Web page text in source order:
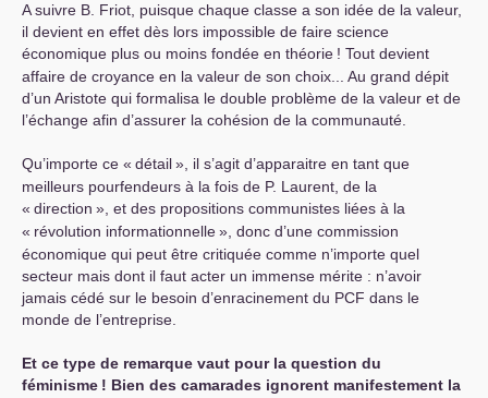
A suivre B. Friot, puisque chaque classe a son idée de la valeur,
il devient en effet dès lors impossible de faire science
économique plus ou moins fondée en théorie ! Tout devient
affaire de croyance en la valeur de son choix... Au grand dépit
d’un Aristote qui formalisa le double problème de la valeur et de
l’échange afin d’assurer la cohésion de la communauté.
Qu’importe ce « détail», il s’agit d’apparaitre en tant que
meilleurs pourfendeurs à la fois de P. Laurent, de la
« direction », et des propositions communistes liées à la
« révolution informationnelle», donc d’une commission
économique qui peut être critiquée comme n’importe quel
secteur mais dont il faut acter un immense mérite : n’avoir
jamais cédé sur le besoin d’enracinement du PCF dans le
monde de l’entreprise.
Et ce type de remarque vaut pour la question du
féminisme ! Bien des camarades ignorent manifestement la